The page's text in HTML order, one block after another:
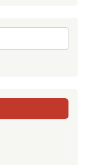
جستجو